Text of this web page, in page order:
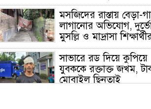
মসজিদের রাস্তায় বেড়া-
লাগানোর অভিযোগ,
মুসল্লি ও মাদ্রাসা
সাভারে রড দিয়ে কুপিয়ে
যুবককে রক্তাক্ত জখম,
মোবাইল ছিনতাই